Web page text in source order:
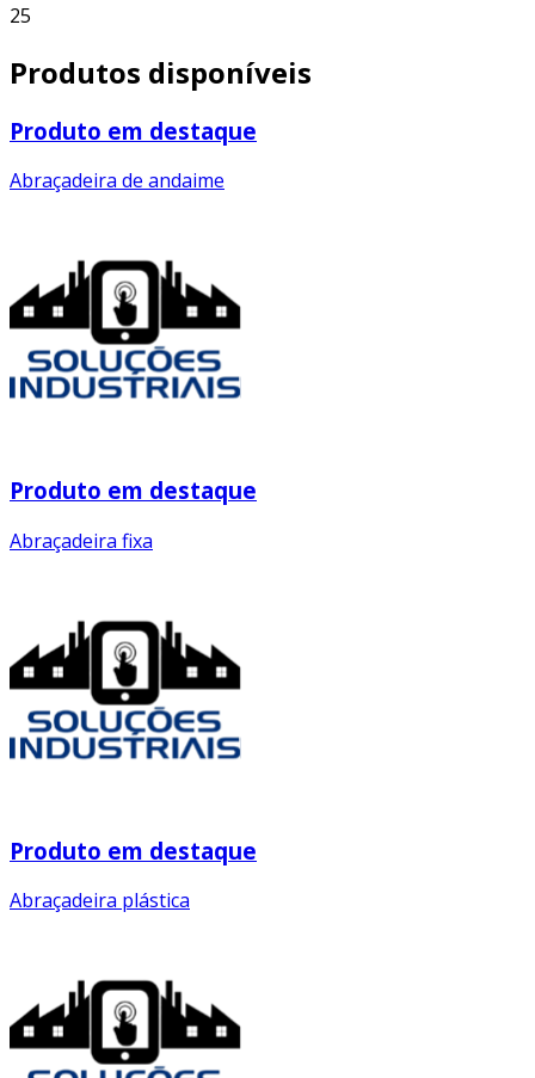
25
Produtos disponíveis
Produto em destaque
Abraçadeira de andaime
Produto em destaque
Abraçadeira fixa
Produto em destaque
Abraçadeira plástica